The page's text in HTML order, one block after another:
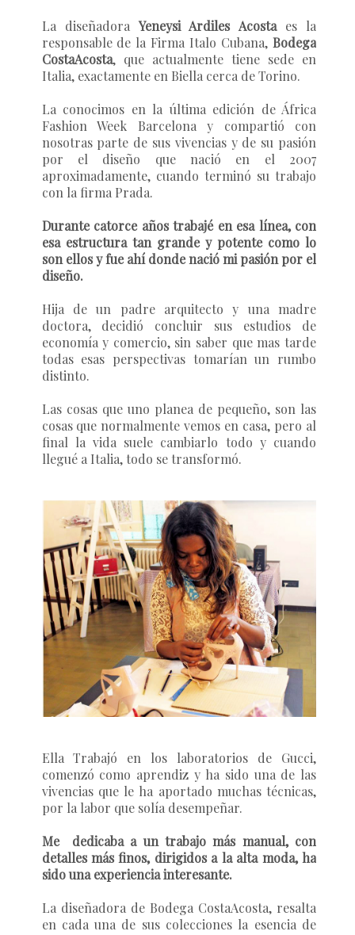
La diseñadora Yeneysi Ardiles Acostaes la
responsable de la Firma Italo Cubana, Bodega
CostaAcosta, que actualmente tiene sede en
Italia, exactamente en Biella cerca de Torino.
La conocimos en la última edición de África
Fashion Week Barcelona y compartió con
nosotras parte de sus vivencias y de su pasión
por el diseño que nació en el 2007
aproximadamente, cuando terminó su trabajo
con la firma Prada.
Durante catorce años trabajé en esa línea, con
esa estructura tan grande y potente como lo
son ellos y fue ahí donde nació mi pasión por el
diseño.
Hija de un padre arquitecto y una madre
doctora, decidió concluir sus estudios de
economía y comercio, sin saber que mas tarde
todas esas perspectivas tomarían un rumbo
distinto.
Las cosas que uno planea de pequeño, son las
cosas que normalmente vemos en casa, pero al
final la vida suele cambiarlo todo y cuando
llegué a Italia, todo se transformó.
Ella Trabajó en los laboratorios de Gucci,
comenzó como aprendiz y ha sido una de las
vivencias que le ha aportado muchas técnicas,
por la labor que solía desempeñar.
Me dedicaba a un trabajo más manual, con
detalles más finos, dirigidos a la alta moda, ha
sido una experiencia interesante.
La diseñadora de Bodega CostaAcosta, resalta
en cada una de sus colecciones la esencia de